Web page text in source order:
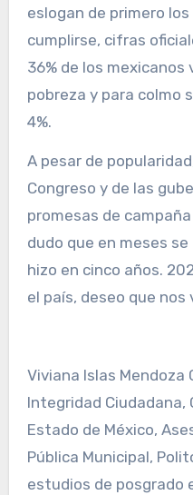
eslogan de primero
cumplirse, cifras
36% de los
pobreza y para colmo
4%.
A pesar de
Congreso y de las
promesas de
dudo que en meses
hizo en cinco años.
el país, deseo que
Viviana Islas Mendoza
Integridad Ciudadana,
Estado de México,
Pública Municipal,
estudios de posgrado